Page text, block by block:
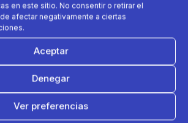
en este sitio. No consentir o retirar el
afectar negativamente a ciertas
Aceptar
Denegar
Ver preferencias